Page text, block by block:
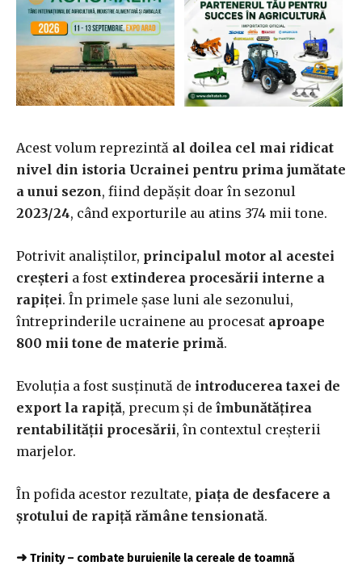
Acest volum reprezintă al doilea cel mai ridicat
nivel din istoria Ucrainei pentru prima jumătate
a unui sezon, fiind depășit doar în sezonul
2023/24, când exporturile au atins 374 mii tone.
Potrivit analiștilor, principalul motor al acestei
creșteri a fost extinderea procesării interne a
rapiței. În primele șase luni ale sezonului,
întreprinderile ucrainene au procesat aproape
800 mii tone de materie primă.
Evoluția a fost susținută de introducerea taxei de
export la rapiță, precum și de îmbunătățirea
rentabilității procesării, în contextul creșterii
marjelor.
În pofida acestor rezultate, piața de desfacere a
șrotului de rapiță rămâne tensionată.
➜ Trinity – combate buruienile la cereale de toamnă